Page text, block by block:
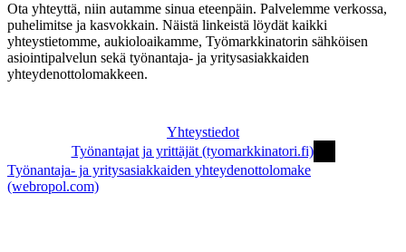
Ota yhteyttä, niin autamme sinua eteenpäin. Palvelemme verkossa,
puhelimitse ja kasvokkain. Näistä linkeistä löydät kaikki
yhteystietomme, aukioloaikamme, Työmarkkinatorin sähköisen
asiointipalvelun sekä työnantaja- ja yritysasiakkaiden
yhteydenottolomakkeen.
Yhteystiedot
Työnantajat ja yrittäjät (tyomarkkinatori.fi)
Työnantaja- ja yritysasiakkaiden yhteydenottolomake
(webropol.com)